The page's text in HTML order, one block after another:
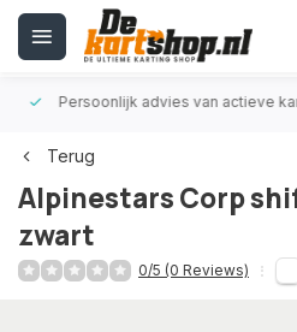
Persoonlijk advies van actieve
Terug
Alpinestars Corp
zwart
0/5 (0 Reviews)